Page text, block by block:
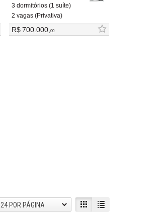
3 dormitórios (1 suíte)
2 vagas (Privativa)
R$ 700.000,00
24 POR PÁGINA